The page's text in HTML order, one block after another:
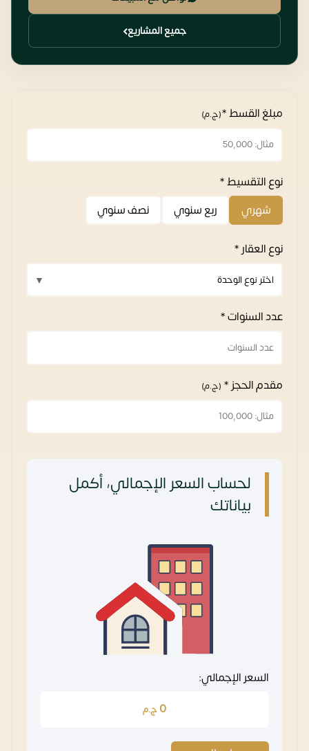
جميع المشاريع
مبلغ القسط *(ج.م)
نوع التقسيط *
شهري
ربع سنوي نصف سنوي
نوع العقار *
عدد السنوات *
مقدم الحجز * (ج.م)
لحساب السعر الإجمالي، أكمل
بياناتك
السعر الإجمالي:
0 ج.م